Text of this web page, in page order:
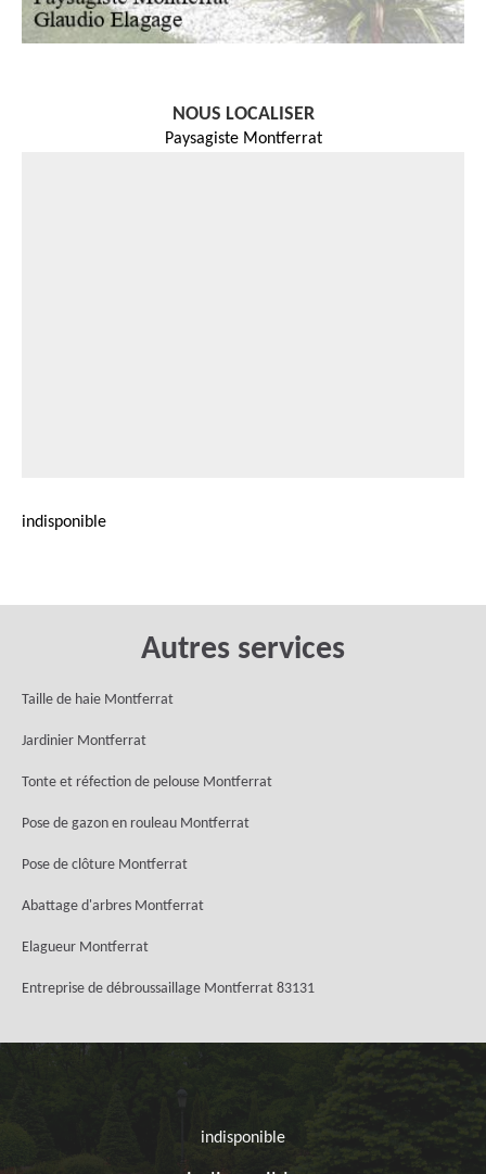
NOUS LOCALISER
Paysagiste Montferrat
indisponible
Autres services
Taille de haie Montferrat
Jardinier Montferrat
Tonte et réfection de pelouse Montferrat
Pose de gazon en rouleau Montferrat
Pose de clôture Montferrat
Abattage d'arbres Montferrat
Elagueur Montferrat
Entreprise de débroussaillage Montferrat 83131
indisponible